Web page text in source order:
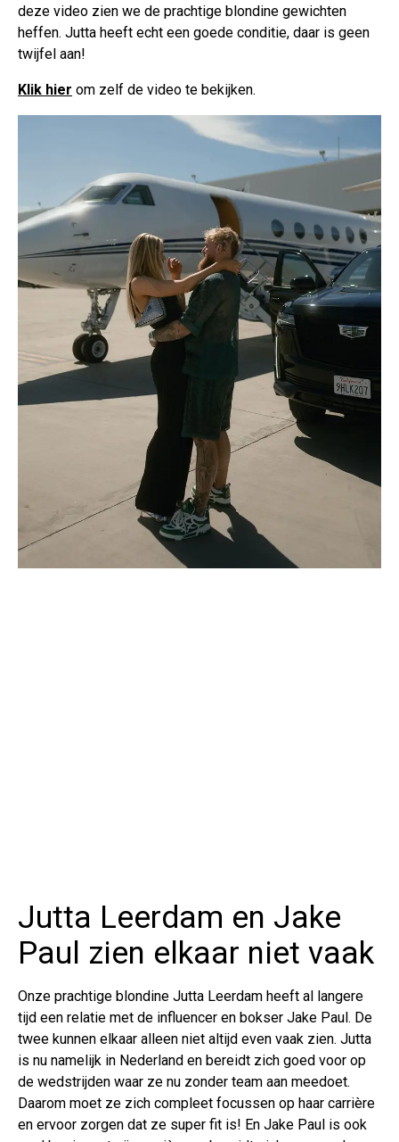
deze video zien we de prachtige blondine gewichten
heffen. Jutta heeft echt een goede conditie, daar is geen
twijfel aan!
Klik hier om zelf de video te bekijken.
Jutta Leerdam en Jake
Paul zien elkaar niet vaak
Onze prachtige blondine Jutta Leerdam heeft al langere
tijd een relatie met de influencer en bokser Jake Paul. De
twee kunnen elkaar alleen niet altijd even vaak zien. Jutta
is nu namelijk in Nederland en bereidt zich goed voor op
de wedstrijden waar ze nu zonder team aan meedoet.
Daarom moet ze zich compleet focussen op haar carrière
en ervoor zorgen dat ze super fit is! En Jake Paul is ook